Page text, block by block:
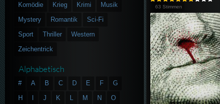
63 Stimmen
Komödie
Krieg Krimi
Musik
Mystery
Romantik
Sci-Fi
Sport
Thriller
Western
Zeichentrick
Alphabetisch
# A B C D E F
G
H
J K L M N
O